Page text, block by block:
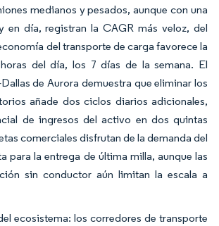
medianos y pesados, aunque con una
en día, registran la CAGR más veloz, del
del transporte de carga favorece la
del día, los 7 días de la semana. El
de Aurora demuestra que eliminar los
añade dos ciclos diarios adicionales,
de ingresos del activo en dos quintas
comerciales disfrutan de la demanda del
para la entrega de última milla, aunque las
sin conductor aún limitan la escala a
ecosistema: los corredores de transporte